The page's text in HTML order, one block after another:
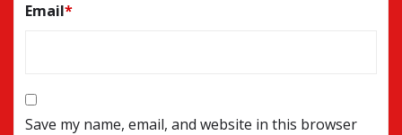
Email*
Save my name, email, and website in this browser